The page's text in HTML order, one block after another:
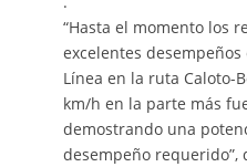
“Hasta el momento los
excelentes
Línea en la ruta Caloto-
km/h en la parte más
demostrando una
desempeño requerido”,